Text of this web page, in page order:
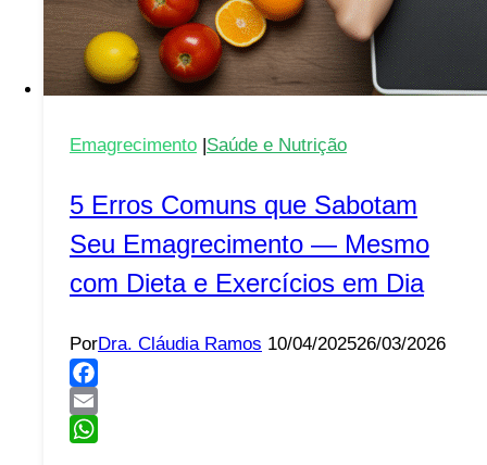
Emagrecimento |Saúde e Nutrição
5 Erros Comuns que Sabotam
Seu Emagrecimento — Mesmo
com Dieta e Exercícios em Dia
PorDra. Cláudia Ramos 10/04/202526/03/2026